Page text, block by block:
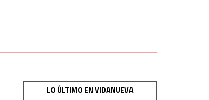
LO ÚLTIMO EN VIDANUEVA